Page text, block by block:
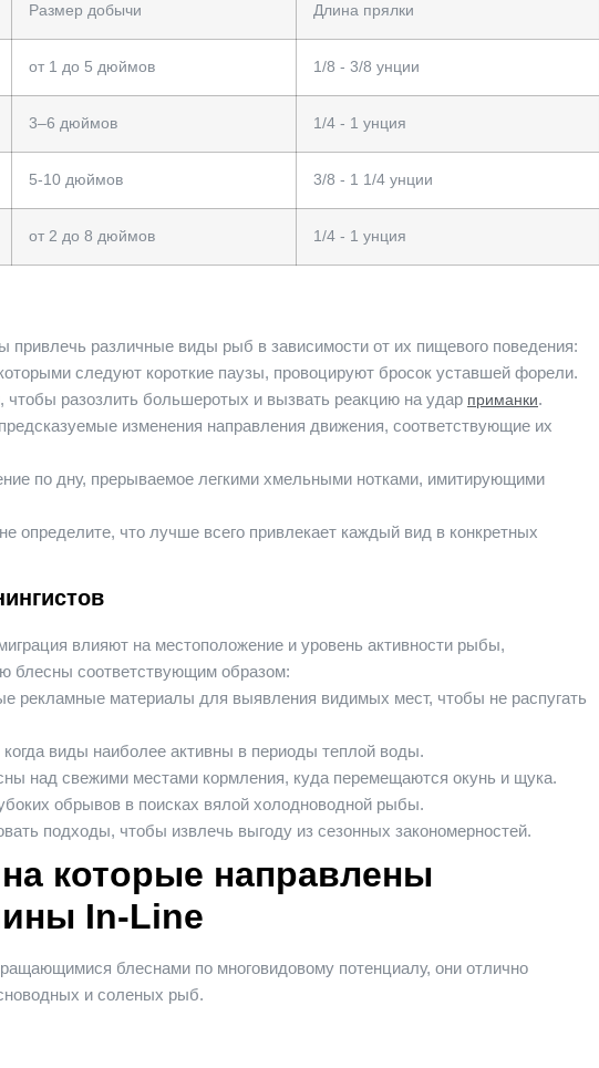
Размер добычи Длина прялки
от 1 до 5 дюймов 1/8 - 3/8 унции
3–6 дюймов 1/4 - 1 унция
5-10 дюймов 3/8 - 1 1/4 унции
от 2 до 8 дюймов 1/4 - 1 унция
привлечь различные виды рыб в зависимости от их пищевого поведения:
следуют короткие паузы, провоцируют бросок уставшей форели.
чтобы разозлить большеротых и вызвать реакцию на удар приманки.
изменения направления движения, соответствующие их
по дну, прерываемое легкими хмельными нотками, имитирующими
определите, что лучше всего привлекает каждый вид в конкретных
влияют на местоположение и уровень активности рыбы,
блесны соответствующим образом:
рекламные материалы для выявления видимых мест, чтобы не распугать
виды наиболее активны в периоды теплой воды.
над свежими местами кормления, куда перемещаются окунь и щука.
обрывов в поисках вялой холодноводной рыбы.
подходы, чтобы извлечь выгоду из сезонных закономерностей.
которые направлены
In-Line
блеснами по многовидовому потенциалу, они отлично
и соленых рыб.